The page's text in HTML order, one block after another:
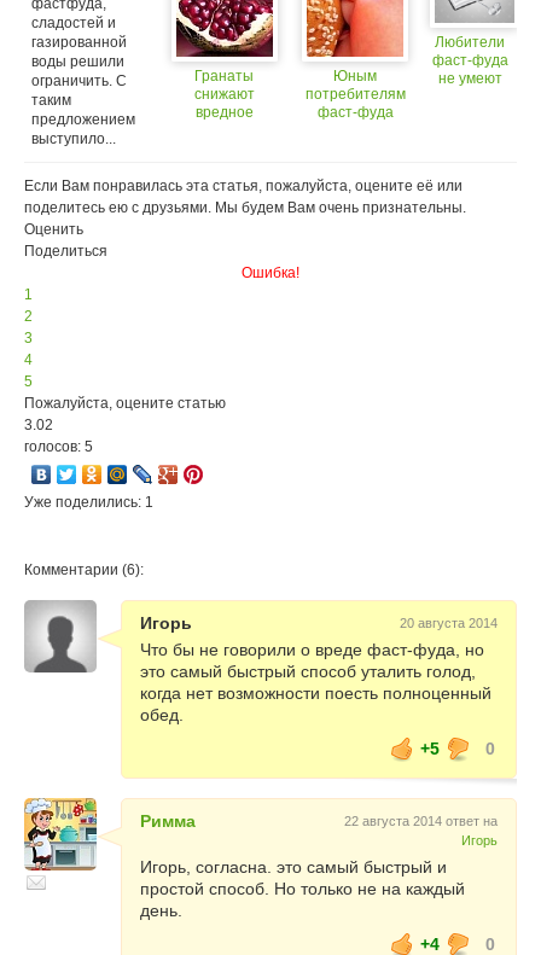
фастфуда,
сладостей и
газированной
воды решили
ограничить. С
таким
предложением
выступило...
Гранаты
снижают
вредное
Юным
потребителям
фаст-фуда
Любители
фаст-фуда
не умеют
Если Вам понравилась эта статья, пожалуйста, оцените её или
поделитесь ею с друзьями. Мы будем Вам очень признательны.
Оценить
Поделиться
Ошибка!
1
2
3
4
5
Пожалуйста, оцените статью
3.02
голосов: 5
Уже поделились: 1
Комментарии (6):
Игорь 20 августа 2014
Что бы не говорили о вреде фаст-фуда, но
это самый быстрый способ уталить голод,
когда нет возможности поесть полноценный
обед.
+5
0
Римма
22 августа 2014 ответ на
Игорь
Игорь, согласна. это самый быстрый и
простой способ. Но только не на каждый
день.
+4
0